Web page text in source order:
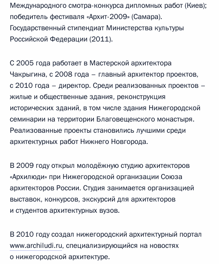
Международного смотра-конкурса дипломных работ (Киев);
победитель фестиваля «Архит-2009» (Самара).
Государственный стипендиат Министерства культуры
Российской Федерации (2011).
С 2005 года работает в Мастерской архитектора
Чакрыгина, с 2008 года – главный архитектор проектов,
с 2010 года – директор. Среди реализованных проектов –
жилые и общественные здания, реконструкция
исторических зданий, в том числе здания Нижегородской
семинарии на территории Благовещенского монастыря.
Реализованные проекты становились лучшими среди
архитектурных работ Нижнего Новгорода.
В 2009 году открыл молодёжную студию архитекторов
«Архилюди» при Нижегородской организации Союза
архитекторов России. Студия занимается организацией
выставок, конкурсов, экскурсий для архитекторов
и студентов архитектурных вузов.
В 2010 году создал нижегородский архитектурный портал
www.archiludi.ru, специализирующийся на новостях
о нижегородской архитектуре.